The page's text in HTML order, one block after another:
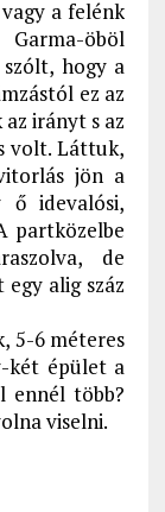
a felénk
öböl
hogy a
ez az
irányt s az
volt. Láttuk,
jön a
ő idevalósi,
partközelbe
de
alig száz
5-6 méteres
két épület a
ennél több?
viselni.